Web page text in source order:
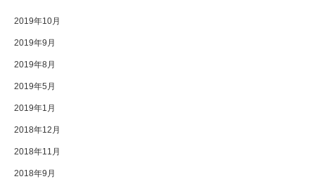
2019年10月
2019年9月
2019年8月
2019年5月
2019年1月
2018年12月
2018年11月
2018年9月